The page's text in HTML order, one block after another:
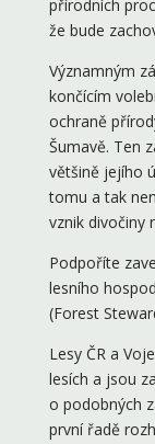
přírodních
že bude
Významným
končícím
ochraně
Šumavě. Ten
většině jejího
tomu a tak
vznik divočiny
Podpoříte
lesního
(Forest
Lesy ČR a
lesích a jsou
o podobných
první řadě